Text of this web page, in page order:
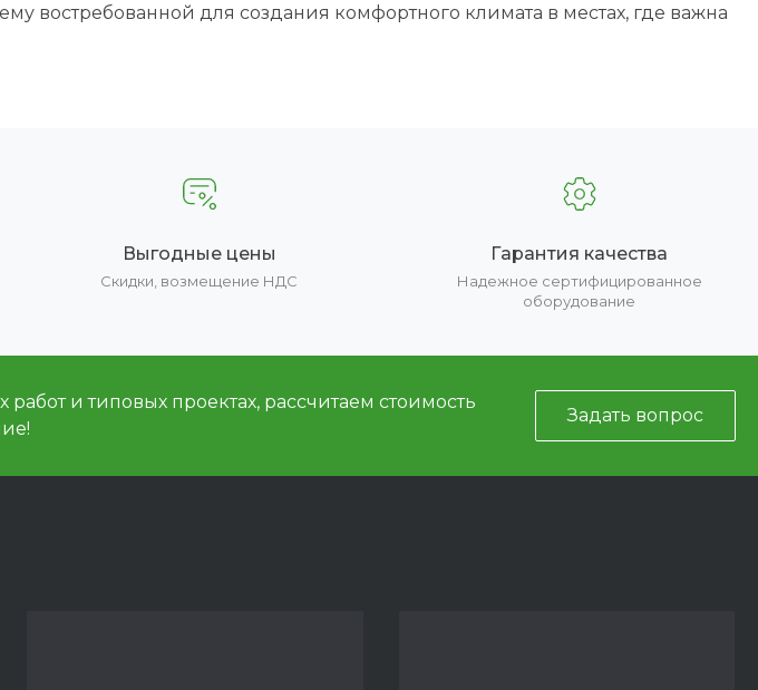
востребованной для создания комфортного климата в местах, где важна
Выгодные цены
Скидки, возмещение НДС
Гарантия качества
Надежное сертифицированное
оборудование
и типовых проектах, рассчитаем стоимость
Задать вопрос